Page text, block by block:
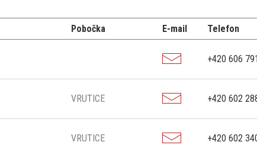
Pobočka E-mail Telefon
+420 606
VRUTICE +420 602
VRUTICE +420 602